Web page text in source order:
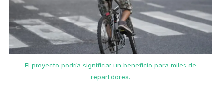
El proyecto podría significar un beneficio para miles de
repartidores.